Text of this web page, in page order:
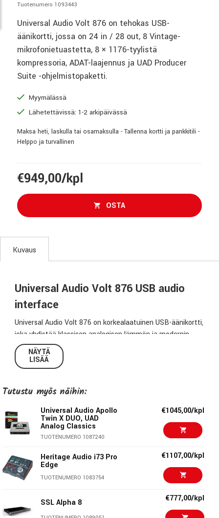
Tuotenumero 1093443
Universal Audio Volt 876 on tehokas USB-
äänikortti, jossa on 24 in / 28 out, 8 Vintage-
mikrofonietuastetta, 8 × 1176-tyylistä
kompressoria, ADAT-laajennus ja UAD Producer
Suite -ohjelmistopaketti.
Myymälässä
Lähetettävissä: 1-2 arkipäivässä
Maksa heti, laskulla tai osamaksulla - Tallenna kortti ja pankkitili -
Helppo ja turvallinen
€949,00/kpl
OSTA
Kuvaus
Universal Audio Volt 876 USB audio
interface
Universal Audio Volt 876 on korkealaatuinen USB-äänikortti,
joka yhdistää klassisen analogisen lämmön ja modernin
tuotantojoustavuuden. Se tarjoaa kahdeksan Vintage-
mikrofonietuastetta, kahdeksan 1176-tyylistä kompressoria
sekä seuraavan sukupolven 32-bit / 192 kHz AD/DA-
työpöydältä tai räkistä.
Klassinen analoginen luonne
Jokainen kanava sisältää UA:n Vintage Mic Preamp -tilan,
putkietuasteesta. Lisäksi kaikki kahdeksan sisääntuloa on
varustettu 76-kompressoreilla, jotka perustuvat UA:n
kuuluisaan 1176 Limiting Amplifieriin. Valmiit esiasetukset
välittömästi iskuvoimaa, läsnäoloa ja lämpöä tallennukseen.
NÄYTÄ
LISÄÄ
Tutustu myös näihin:
Universal Audio Apollo
Twin X DUO, UAD
Analog Classics
TUOTENUMERO 1087240
€1045,00/kpl
Heritage Audio i73 Pro
Edge
TUOTENUMERO 1083754
€1107,00/kpl
SSL Alpha 8 €777,00/kpl